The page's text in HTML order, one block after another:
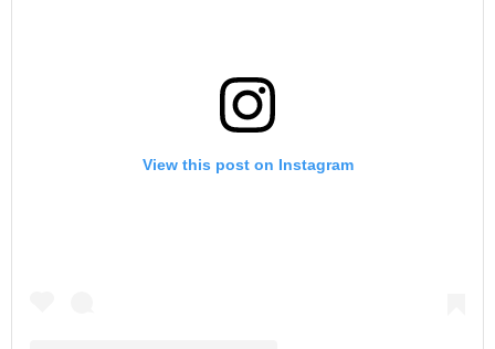
View this post on Instagram